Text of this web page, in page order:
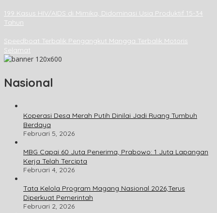
199 Kasus HIV/AIDS di Mimika, Didominasi Usia Produktif 15-34
Tahun
Speedboat Terbalik Pengangkut Mangga Terbalik Motoris
Selamat
Nasional
Koperasi Desa Merah Putih Dinilai Jadi Ruang Tumbuh
Berdaya
Februari 5, 2026
MBG Capai 60 Juta Penerima, Prabowo: 1 Juta Lapangan
Kerja Telah Tercipta
Februari 4, 2026
Tata Kelola Program Magang Nasional 2026,Terus
Diperkuat Pemerintah
Februari 2, 2026